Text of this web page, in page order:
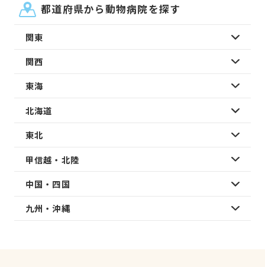
都道府県から動物病院を探す
関東
関西
東海
北海道
東北
甲信越・北陸
中国・四国
九州・沖縄